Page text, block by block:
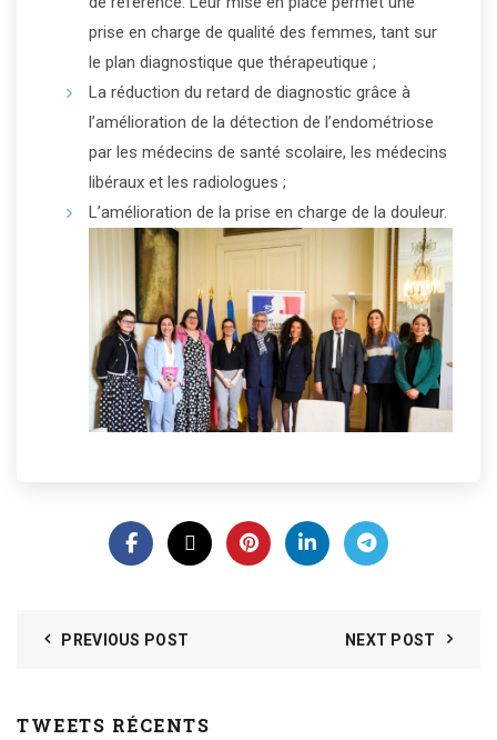
prise en charge de qualité des femmes, tant sur
le plan diagnostique que thérapeutique ;
La réduction du retard de diagnostic grâce à
l’amélioration de la détection de l’endométriose
par les médecins de santé scolaire, les médecins
libéraux et les radiologues ;
L’amélioration de la prise en charge de la douleur.
PREVIOUS POST NEXT POST
TWEETS RÉCENTS